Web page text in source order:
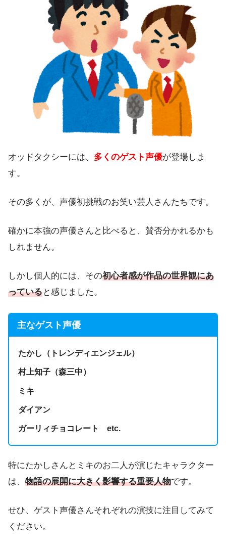
オッドタクシーには、 多くのゲスト声優が登場しま
す。
その多くが、声優初挑戦のお笑い芸人さんたちです。
確かに本強の声優さんと比べると、賛否分かれるかも
しれません。
しかし個人的には、その初心者感が作品の世界観にあ
っていると感じました。
主なゲスト声優
たかし（トレンディエンジェル）
村上知子（森三中）
ミキ
ダイアン
ガーリィチョコレート etc.
特にたかしさんとミキのお二人が演じたキャラクター
は、 物語の展開に大きく影響する重要人物です。
せひ、ゲスト声優さんそれぞれの演技に注目してみて
ください。